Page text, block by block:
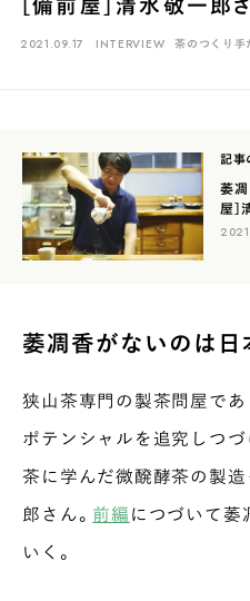
長野 埼玉 大阪 千葉
新潟 神奈川 群馬 茨城
岐阜 愛知 三重 鹿児島
2021.09.17 INTERVIEW 茶のつくり手
記事
萎
屋
萎凋香がないのは日
狭山茶専門の製茶問屋であ
ポテンシャルを追究しつ
茶に学んだ微醗酵茶の製造
郎さん。 前編につづいて萎
いく。